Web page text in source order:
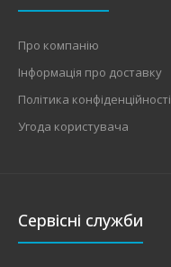
Про компанію
Інформація про доставку
Політика конфіденційності
Угода користувача
Сервісні служби